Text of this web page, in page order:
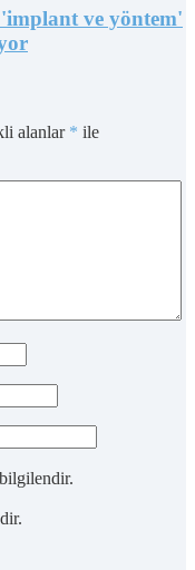
ve yöntem'
alanlar * ile